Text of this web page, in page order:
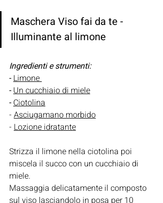
Maschera Viso fai da te -
Illuminante al limone
Ingredienti e strumenti:
- Limone
- Un cucchiaio di miele
- Ciotolina
- Asciugamano morbido
- Lozione idratante
Strizza il limone nella ciotolina poi
miscela il succo con un cucchiaio di
miele.
Massaggia delicatamente il composto
sul viso lasciandolo in posa per 10